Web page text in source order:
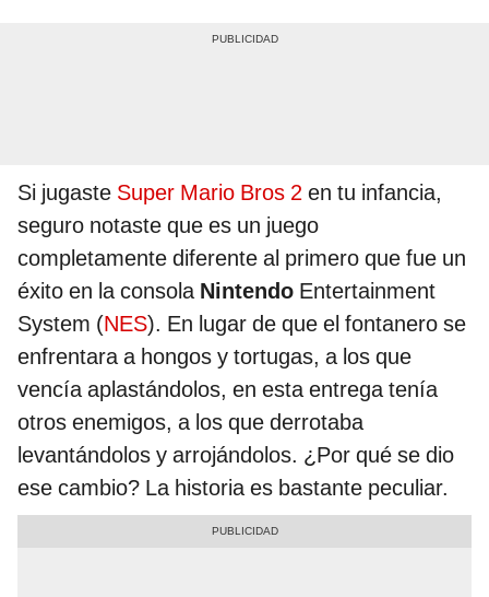
Si jugaste Super Mario Bros 2 en tu infancia,
seguro notaste que es un juego
completamente diferente al primero que fue un
éxito en la consola Nintendo Entertainment
System (NES). En lugar de que el fontanero se
enfrentara a hongos y tortugas, a los que
vencía aplastándolos, en esta entrega tenía
otros enemigos, a los que derrotaba
levantándolos y arrojándolos. ¿Por qué se dio
ese cambio? La historia es bastante peculiar.